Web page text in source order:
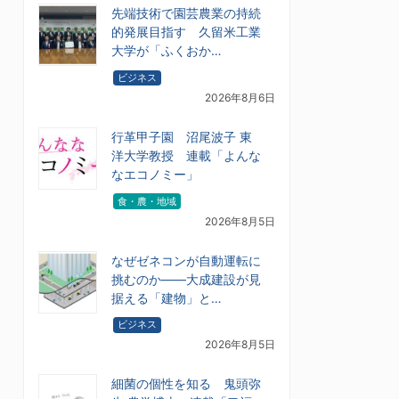
先端技術で園芸農業の持続
的発展目指す 久留米工業
大学が「ふくおか…
ビジネス
2026年8月6日
行革甲子園 沼尾波子 東
洋大学教授 連載「よんな
なエコノミー」
食・農・地域
2026年8月5日
なぜゼネコンが自動運転に
挑むのか――大成建設が見
据える「建物」と…
ビジネス
2026年8月5日
細菌の個性を知る 鬼頭弥